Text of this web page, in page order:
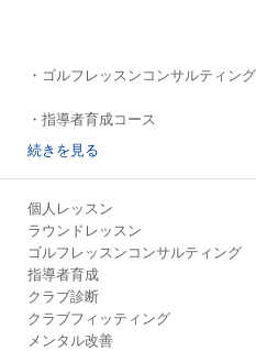
・ゴルフレッスンコンサルティング
・指導者育成コース
※ラウンドレッスンもあります。グ
続きを見る
個人レッスン
ラウンドレッスン
ゴルフレッスンコンサルティング
指導者育成
クラブ診断
クラブフィッティング
メンタル改善